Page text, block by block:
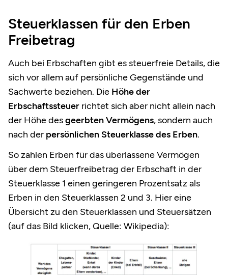
Steuerklassen für den Erben
Freibetrag
Auch bei Erbschaften gibt es steuerfreie Details, die
sich vor allem auf persönliche Gegenstände und
Sachwerte beziehen. Die Höhe der
Erbschaftssteuer richtet sich aber nicht allein nach
der Höhe desgeerbten Vermögens, sondern auch
nach der persönlichen Steuerklasse des Erben.
So zahlen Erben für das überlassene Vermögen
über dem Steuerfreibetrag der Erbschaft in der
Steuerklasse 1 einen geringeren Prozentsatz als
Erben in den Steuerklassen 2 und 3. Hier eine
Übersicht zu den Steuerklassen und Steuersätzen
(auf das Bild klicken, Quelle: Wikipedia):